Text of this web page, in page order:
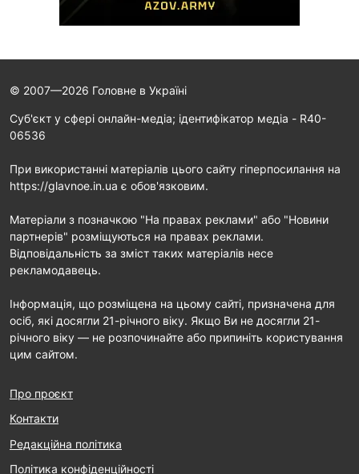
© 2007—2026 Головне в Україні
Cуб'єкт у сфері онлайн-медіа; ідентифікатор медіа - R40-
06536
При використанні матеріалів цього сайту гіперпосилання на
https://glavnoe.in.ua є обов'язковим.
Матеріали з позначкою "На правах реклами" або "Новини
партнерів" розміщуються на правах реклами.
Відповідальність за зміст таких матеріалів несе
рекламодавець.
Інформація, що розміщена на цьому сайті, призначена для
осіб, які досягли 21-річного віку. Якщо Ви не досягли 21-
річного віку — не розпочинайте або припиніть користування
цим сайтом.
Про проєкт
Контакти
Редакційна політика
Політика конфіденційності